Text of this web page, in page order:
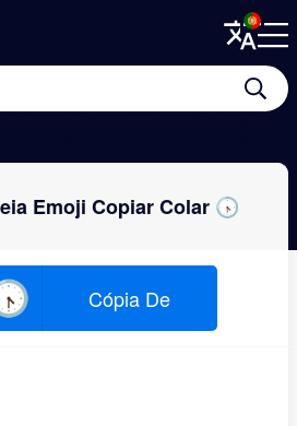
Emoji Copiar Colar 🕟
Cópia De